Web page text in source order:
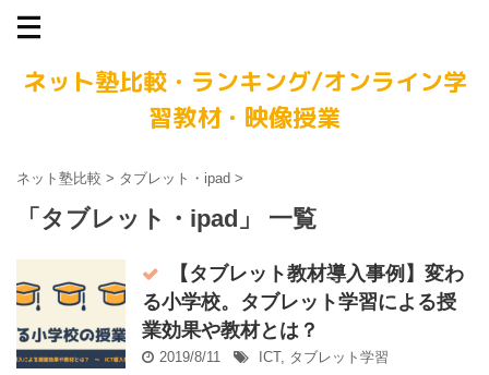
ネット塾比較・ランキング/オンライン学
習教材・映像授業
ネット塾比較 > タブレット・ipad >
「タブレット・ipad」 一覧
【タブレット教材導入事例】変わ
る小学校。タブレット学習による授
業効果や教材とは？
2019/8/11 ICT, タブレット学習